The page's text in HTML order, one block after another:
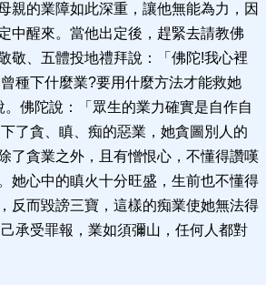
親的業障如此深重，讓他無能為力，因
中醒來。當他出定後，趕緊去請教佛
敬、五體投地禮拜說：「佛陀!我心裡
種下什麼業?要用什麼方法才能救她
佛陀說：「眾生的業力確實是自作自
了貪、瞋、痴的惡業，她貪圖別人的
了貪業之外，且有憎恨心，不懂得讚嘆
她心中的瞋火十分旺盛，生前也不懂得
反而毀謗三寶，這樣的痴業使她無法得
承受罪報，業如須彌山，任何人都對